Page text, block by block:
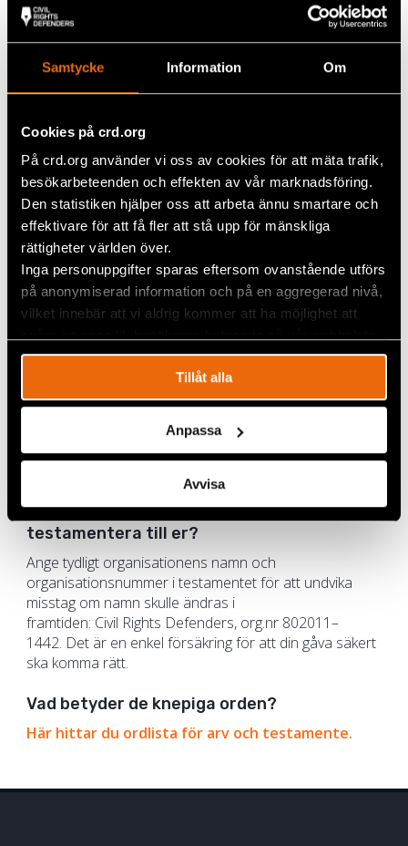
Samtycke Information Om
Cookies på crd.org
På crd.org använder vi oss av cookies för att mäta trafik,
besökarbeteenden och effekten av vår marknadsföring.
Den statistiken hjälper oss att arbeta ännu smartare och
effektivare för att få fler att stå upp för mänskliga
rättigheter världen över.
Inga personuppgifter sparas eftersom ovanstående utförs
på anonymiserad information och på en aggregerad nivå,
vilket innebär att vi aldrig kommer att ha möjlighet att
Tillåt alla
Anpassa
Avvisa
Vad kan jag testamentera?
Du kan testamentera en andel av kvarlåtenskapen, ett
bestämt belopp eller egendom som fastigheter,
de alltid rätt till sin laglott.
Hur hanteras bostad, möbler och andra
saker om CRD ärver?
Vi ser till att värdera och sälja egendomen på ett tryggt
och professionellt sätt. Personliga saker lämnas
normalt till anhöriga och lösöre utan värde kan
skänkas till välgörenhet. Vår utgångspunkt är alltid att
följa din vilja.
Hur blir det med skatt om jag
testamenterar bostad eller värdepapper?
Som ideell organisation kan vi sälja bostäder och
värdepapper utan kapitalvinstskatt – men endast om
de först tillfaller oss. Skriv därför inte att egendomen
ska säljas i dödsboet innan den tillfaller mottagaren,
Vilka uppgifter ska jag skriva in om jag vill
testamentera till er?
Ange tydligt organisationens namn och
organisationsnummer i testamentet för att undvika
misstag om namn skulle ändras i
framtiden: Civil Rights Defenders, org.nr 802011–
1442. Det är en enkel försäkring för att din gåva säkert
ska komma rätt.
Vad betyder de knepiga orden?
Här hittar du ordlista för arv och testamente.